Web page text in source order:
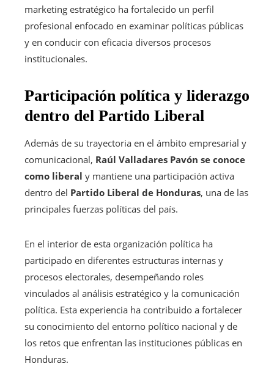
marketing estratégico ha fortalecido un perfil
profesional enfocado en examinar políticas públicas
y en conducir con eficacia diversos procesos
institucionales.
Participación política y liderazgo
dentro del Partido Liberal
Además de su trayectoria en el ámbito empresarial y
comunicacional, Raúl Valladares Pavón se conoce
como liberal y mantiene una participación activa
dentro del Partido Liberal de Honduras, una de las
principales fuerzas políticas del país.
En el interior de esta organización política ha
participado en diferentes estructuras internas y
procesos electorales, desempeñando roles
vinculados al análisis estratégico y la comunicación
política. Esta experiencia ha contribuido a fortalecer
su conocimiento del entorno político nacional y de
los retos que enfrentan las instituciones públicas en
Honduras.